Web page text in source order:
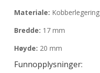
Materiale: Kobberlegering
Bredde: 17 mm
Høyde: 20 mm
Funnopplysninger: